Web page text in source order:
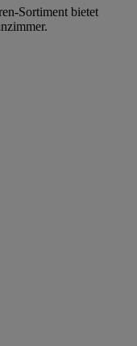
Sortiment bietet